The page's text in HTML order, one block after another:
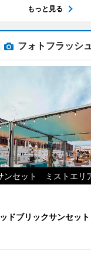
もっと見る
フォトフラッシ
ンセット ミストエリ
ドブリックサンセッ